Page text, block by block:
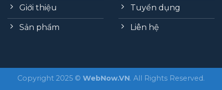
Giới thiệu
Sản phẩm
Tuyển dụng
Liên hệ
Copyright 2025 © WebNow.VN. All Rights Reserved.